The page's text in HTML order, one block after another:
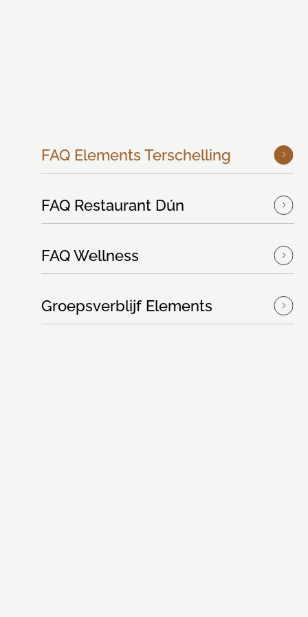
FAQ Elements Terschelling
FAQ Restaurant Dún
FAQ Wellness
Groepsverblijf Elements